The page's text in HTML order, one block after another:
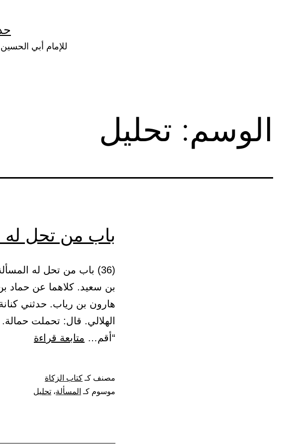
للإمام أبي
الوسم: تحليل
باب من تحل له
بن سعيد. كلاهما عن حماد
هارون بن رياب. حدثني
الهلالي. قال: تحملت
“أقم… متابعة قراءة
مصنف كـ كتاب الزكاة
موسوم كـ المسألة، تحليل